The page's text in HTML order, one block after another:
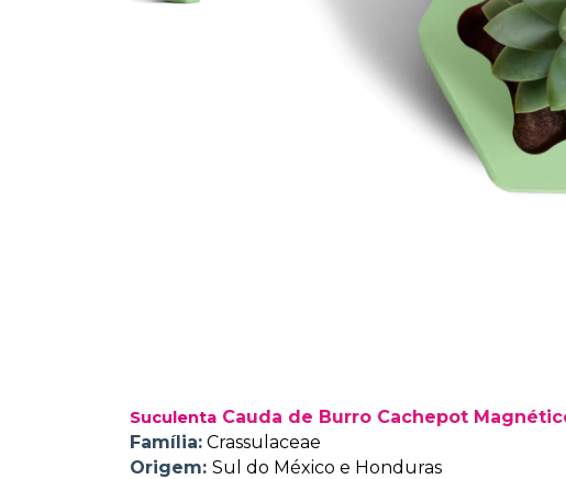
Suculenta Cauda de Burro Cachepot
Família: Crassulaceae
Origem: Sul do México e Honduras